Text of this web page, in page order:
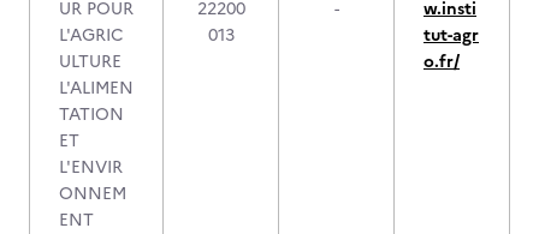
UR POUR
L'AGRIC
ULTURE
L'ALIMEN
TATION
ET
L'ENVIR
ONNEM
ENT
22200
013
-
w.insti
tut-agr
o.fr/